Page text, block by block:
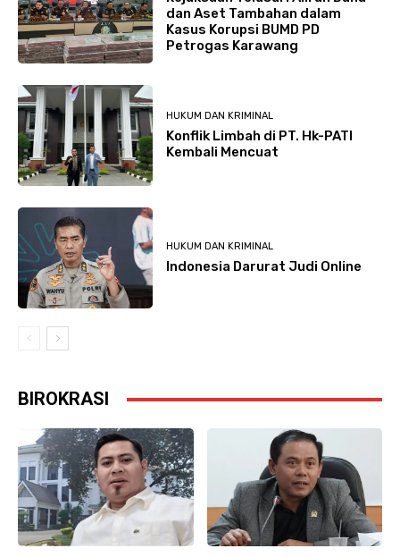
dan Aset Tambahan dalam
Kasus Korupsi BUMD PD
Petrogas Karawang
HUKUM DAN KRIMINAL
Konflik Limbah di PT. Hk-PATI
Kembali Mencuat
HUKUM DAN KRIMINAL
Indonesia Darurat Judi Online
BIROKRASI